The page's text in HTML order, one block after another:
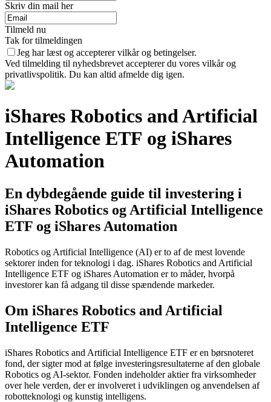
Skriv din mail her
Tilmeld nu
Tak for tilmeldingen
Jeg har læst og accepterer vilkår og betingelser.
Ved tilmelding til nyhedsbrevet accepterer du vores vilkår og
privatlivspolitik. Du kan altid afmelde dig igen.
iShares Robotics and Artificial
Intelligence ETF og iShares
Automation
En dybdegående guide til investering i
iShares Robotics og Artificial Intelligence
ETF og iShares Automation
Robotics og Artificial Intelligence (AI) er to af de mest lovende
sektorer inden for teknologi i dag. iShares Robotics and Artificial
Intelligence ETF og iShares Automation er to måder, hvorpå
investorer kan få adgang til disse spændende markeder.
Om iShares Robotics and Artificial
Intelligence ETF
iShares Robotics and Artificial Intelligence ETF er en børsnoteret
fond, der sigter mod at følge investeringsresultaterne af den globale
Robotics og AI-sektor. Fonden indeholder aktier fra virksomheder
over hele verden, der er involveret i udviklingen og anvendelsen af
robotteknologi og kunstig intelligens.